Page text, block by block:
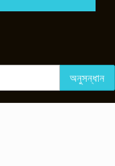
অনুসন্ধান